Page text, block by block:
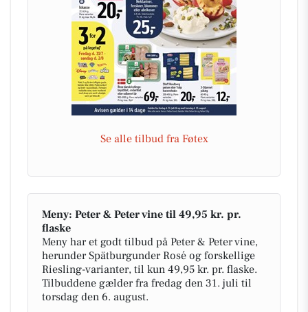
Se alle tilbud fra Føtex
Meny: Peter & Peter vine til 49,95 kr. pr.
flaske
Meny har et godt tilbud på Peter & Peter vine,
herunder Spätburgunder Rosé og forskellige
Riesling-varianter, til kun 49,95 kr. pr. flaske.
Tilbuddene gælder fra fredag den 31. juli til
torsdag den 6. august.